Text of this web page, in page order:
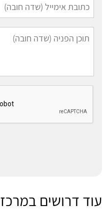
עוד דרושים במרכז